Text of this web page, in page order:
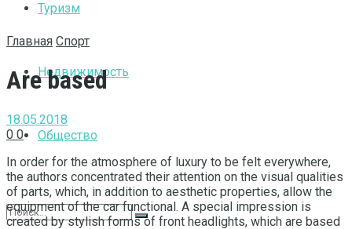
Туризм
Недвижимость
Общество
Главная Спорт
Are based
18.05.2018
0 0
In order for the atmosphere of luxury to be felt everywhere,
the authors concentrated their attention on the visual qualities
of parts, which, in addition to aesthetic properties, allow the
equipment of the car functional. A special impression is
created by stylish forms of front headlights, which are based